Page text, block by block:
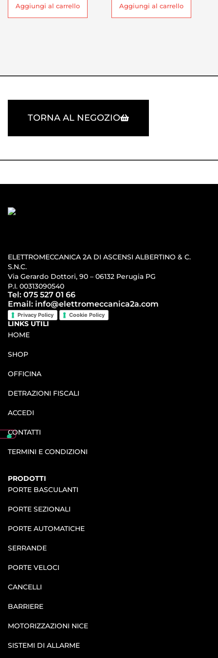
Aggiungi al carrello Aggiungi al carrello
TORNA AL NEGOZIO
ELETTROMECCANICA 2A DI ASCENSI ALBERTINO & C.
S.N.C.
Via Gerardo Dottori, 90 – 06132 Perugia PG
P.I. 00313090540
Tel: 075 527 01 66
Email: info@elettromeccanica2a.com
Privacy Policy Cookie Policy
LINKS UTILI
HOME
SHOP
OFFICINA
DETRAZIONI FISCALI
ACCEDI
CONTATTI
TERMINI E CONDIZIONI
PRODOTTI
PORTE BASCULANTI
PORTE SEZIONALI
PORTE AUTOMATICHE
SERRANDE
PORTE VELOCI
CANCELLI
BARRIERE
MOTORIZZAZIONI NICE
SISTEMI DI ALLARME